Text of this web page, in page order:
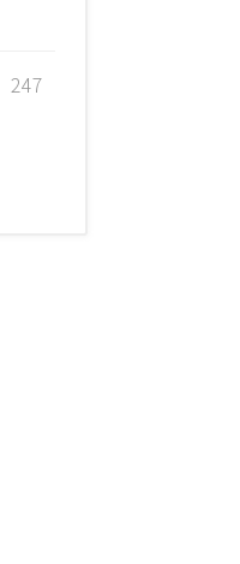
247